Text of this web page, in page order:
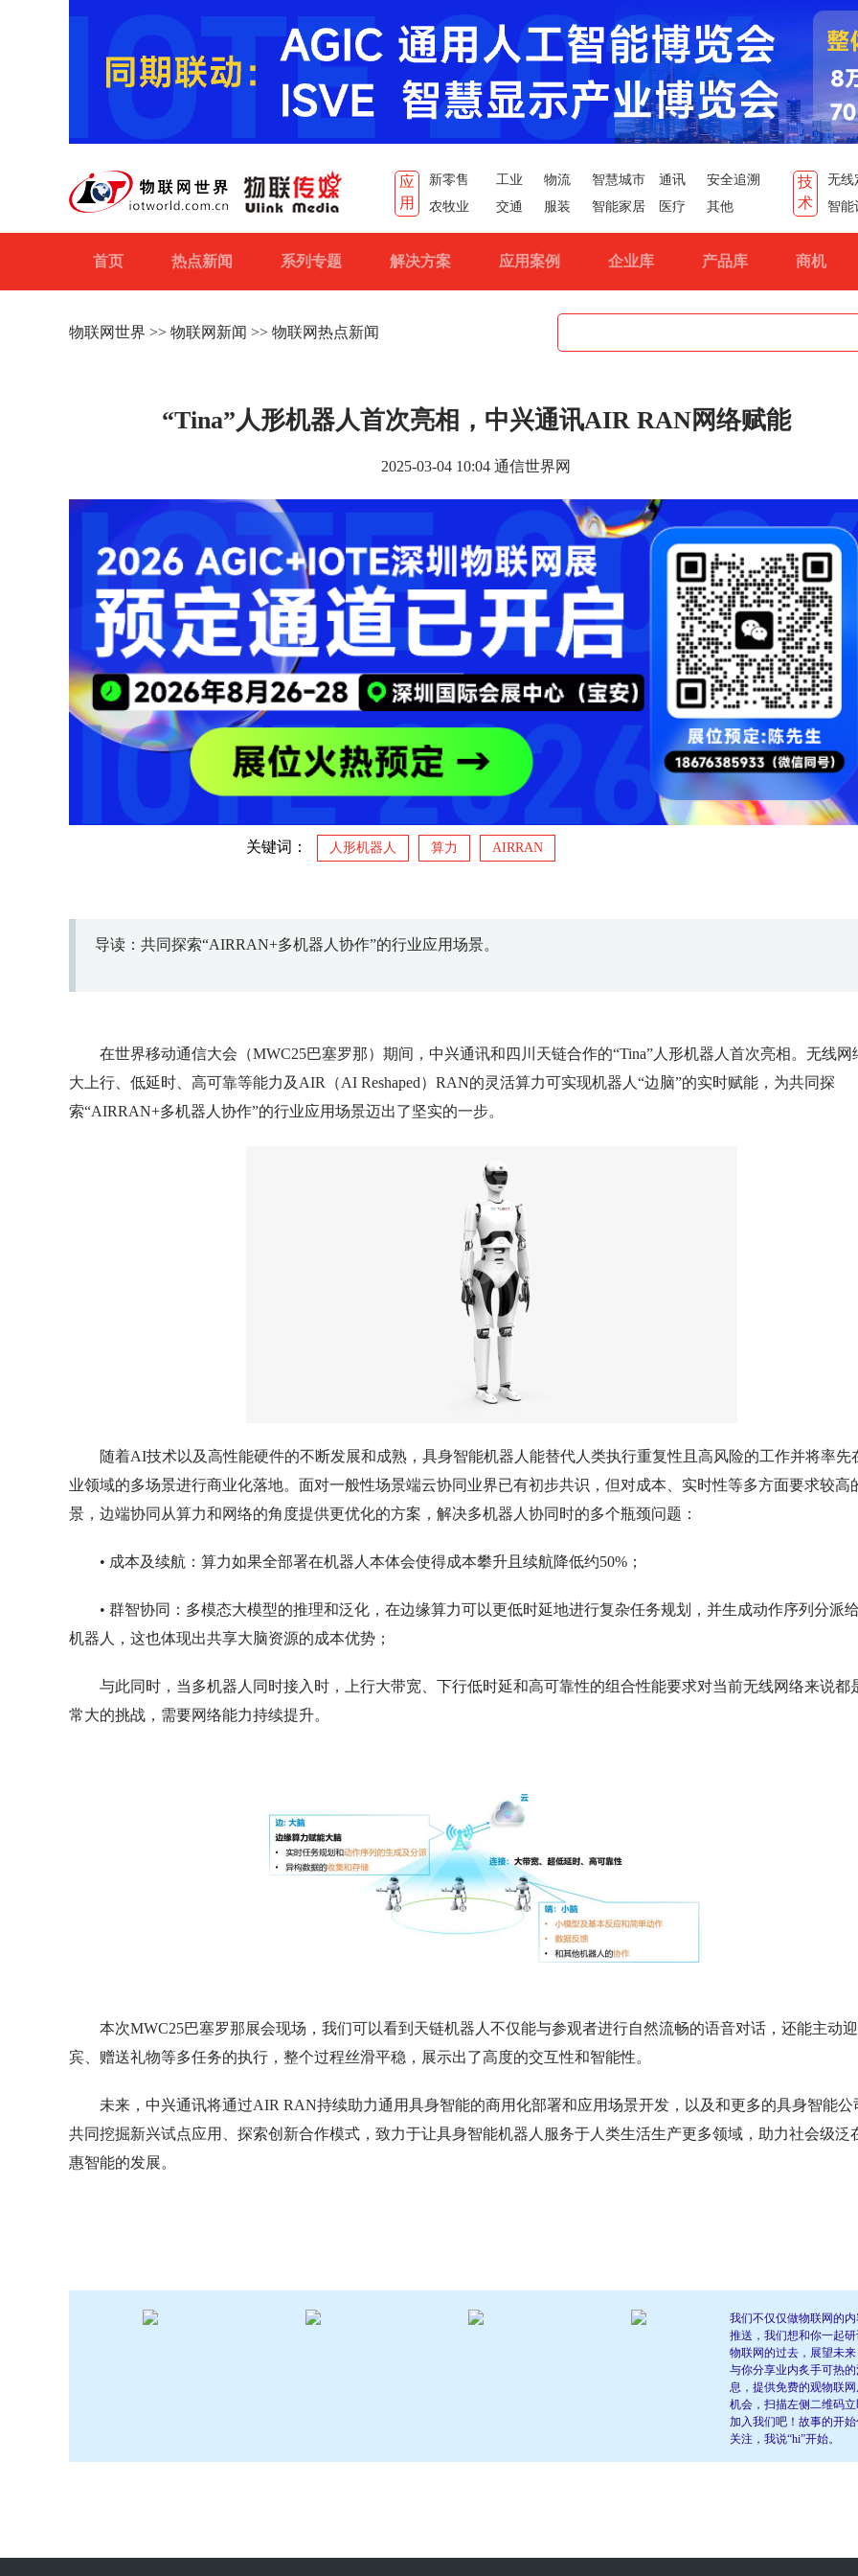
应
用
新零售 工业 物流 智慧城市 通讯
安全追溯
农牧业
交通 服装 智能家居 医疗 其他
技
术
无线
智能
首页 热点新闻 系列专题 解决方案 应用案例 企业库 产品库 商机
物联网世界 >> 物联网新闻 >> 物联网热点新闻
“Tina”人形机器人首次亮相，中兴通讯AIR RAN网络赋能
2025-03-04 10:04 通信世界网
关键词： 人形机器人 算力 AIRRAN
导读：共同探索“AIRRAN+多机器人协作”的行业应用场景。
在世界移动通信大会（MWC25巴塞罗那）期间，中兴通讯和四川天链合作的“Tina”人形机器人首次亮相。无线网
大上行、低延时、高可靠等能力及AIR（AI Reshaped）RAN的灵活算力可实现机器人“边脑”的实时赋能，为共同探
索“AIRRAN+多机器人协作”的行业应用场景迈出了坚实的一步。
随着AI技术以及高性能硬件的不断发展和成熟，具身智能机器人能替代人类执行重复性且高风险的工作并将率先
业领域的多场景进行商业化落地。面对一般性场景端云协同业界已有初步共识，但对成本、实时性等多方面要求较高
景，边端协同从算力和网络的角度提供更优化的方案，解决多机器人协同时的多个瓶颈问题：
• 成本及续航：算力如果全部署在机器人本体会使得成本攀升且续航降低约50%；
• 群智协同：多模态大模型的推理和泛化，在边缘算力可以更低时延地进行复杂任务规划，并生成动作序列分派
机器人，这也体现出共享大脑资源的成本优势；
与此同时，当多机器人同时接入时，上行大带宽、下行低时延和高可靠性的组合性能要求对当前无线网络来说都
常大的挑战，需要网络能力持续提升。
本次MWC25巴塞罗那展会现场，我们可以看到天链机器人不仅能与参观者进行自然流畅的语音对话，还能主动迎
宾、赠送礼物等多任务的执行，整个过程丝滑平稳，展示出了高度的交互性和智能性。
未来，中兴通讯将通过AIR RAN持续助力通用具身智能的商用化部署和应用场景开发，以及和更多的具身智能公
共同挖掘新兴试点应用、探索创新合作模式，致力于让具身智能机器人服务于人类生活生产更多领域，助力社会级泛
惠智能的发展。
我们不仅仅做物联网的
推送，我们想和你一起
物联网的过去，展望未
与你分享业内炙手可热
息，提供免费的观物联
机会，扫描左侧二维码
加入我们吧！故事的开
关注，我说“hi”开始。